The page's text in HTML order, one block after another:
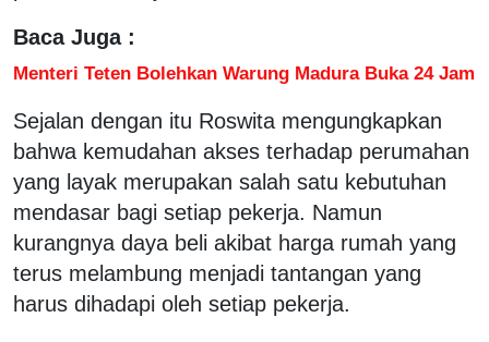
Baca Juga :
Menteri Teten Bolehkan Warung Madura Buka 24 Jam
Sejalan dengan itu Roswita mengungkapkan
bahwa kemudahan akses terhadap perumahan
yang layak merupakan salah satu kebutuhan
mendasar bagi setiap pekerja. Namun
kurangnya daya beli akibat harga rumah yang
terus melambung menjadi tantangan yang
harus dihadapi oleh setiap pekerja.